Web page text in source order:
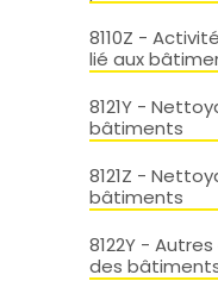
8110Z -
lié aux
8121Y -
bâtiments
8121Z -
bâtiments
8122Y -
des